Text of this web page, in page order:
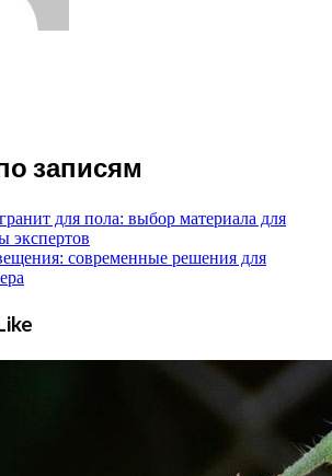
записям
для пола: выбор материала для
экспертов
современные решения для